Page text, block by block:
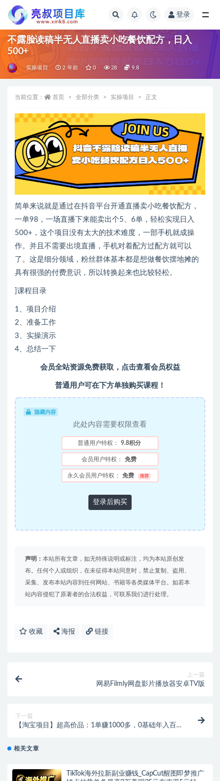
登录
不露脸读稿半无人直播卖小吃餐饮配方，日入
500+
实操项目 2 年前 0 28 9.8
当前位置： 首页 全部分类 实操项目 正文
简单来说就是通过在抖音平台开通直播卖小吃餐饮配方，
一单98，一场直播下来能卖出个5、6单，轻松实现日入
500+，这个项目没有太大的技术难度，一部手机就成操
作。并且不需要出境直播，手机对着配方过配方就可以
了。这是细分领域，粉丝群体基本都是想做餐饮摆地摊的
具有很强的付费意识，所以转换起来也比较轻松。
]课程目录
1、项目介绍
2、准备工作
3、实操演示
4、总结一下
会员全站资源免费获取，点击查看会员权益
普通用户可在下方单独购买课程！
隐藏内容
此处内容需要权限查看
普通用户特权： 9.8积分
会员用户特权： 免费
永久会员用户特权： 免费 推荐
登录后购买
声明： 本站所有文章，如无特殊说明或标注，均为本站原创发
布。任何个人或组织，在未征得本站同意时，禁止复制、盗用、
采集、发布本站内容到任何网站、书籍等各类媒体平台。如若本
站内容侵犯了原著者的合法权益，可联系我们进行处理。
收藏 海报 链接
上一篇
网易Filmly网盘影片播放器安卓TV版
下一篇
【淘宝项目】超高价品：1单赚1000多，0基础年入百
相关文章
TikTok海外拉新副业赚钱_CapCut醒图即梦推广